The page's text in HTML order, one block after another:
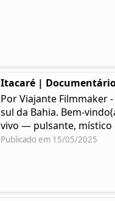
Itacaré |
Por Viajante Filmmaker
sul da Bahia. Bem-
vivo — pulsante, místico
Publicado em 15/05/2025